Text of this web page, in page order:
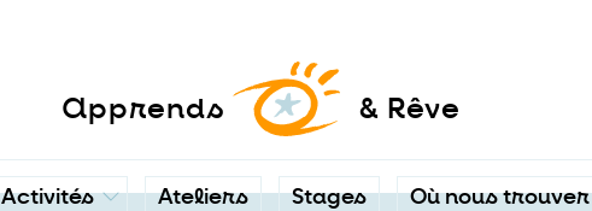
apprends & Rêve
Activités Ateliers Stages Où nous trouver